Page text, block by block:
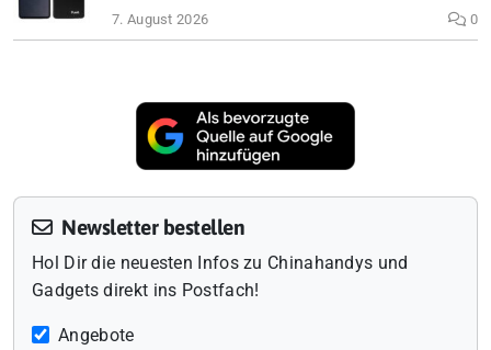
7. August 2026 0
Newsletter bestellen
Hol Dir die neuesten Infos zu Chinahandys und
Gadgets direkt ins Postfach!
Angebote